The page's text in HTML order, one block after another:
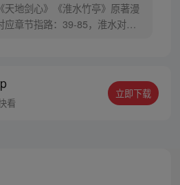
天地剑心》《淮水竹亭》原著漫
应章节指路：39-85，淮水对应
看
立即下载